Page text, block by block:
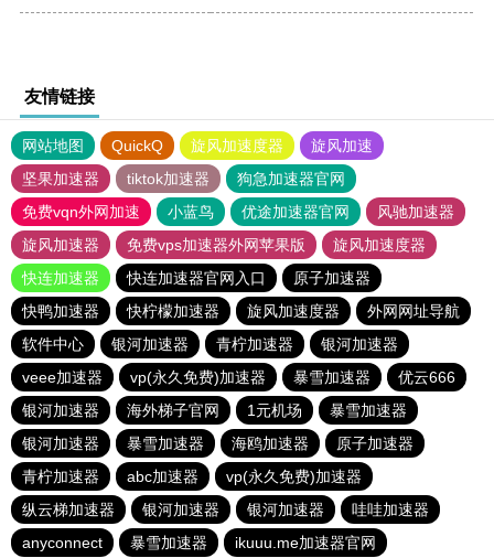
友情链接
网站地图 QuickQ 旋风加速度器
旋风加速
坚果加速器
tiktok加速器
狗急加速器官网
免费vqn外网加速
小蓝鸟 优途加速器官网
风驰加速器
旋风加速器
免费vps加速器外网苹果版
旋风加速度器
快连加速器
快连加速器官网入口
原子加速器
快鸭加速器
快柠檬加速器 旋风加速度器
外网网址导航
软件中心
银河加速器 青柠加速器
银河加速器
veee加速器
vp(永久免费)加速器 暴雪加速器
优云666
银河加速器
海外梯子官网 1元机场
暴雪加速器
银河加速器
暴雪加速器 海鸥加速器
原子加速器
青柠加速器
abc加速器
vp(永久免费)加速器
纵云梯加速器
银河加速器 银河加速器
哇哇加速器
anyconnect
暴雪加速器 ikuuu.me加速器官网